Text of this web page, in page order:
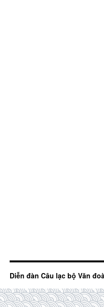
Diễn đàn Câu lạc bộ Văn